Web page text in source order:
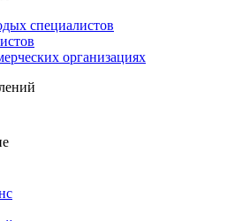
специалистов
организациях